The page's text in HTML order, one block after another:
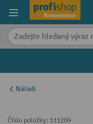
content
Nářadí
Číslo položky: 111209